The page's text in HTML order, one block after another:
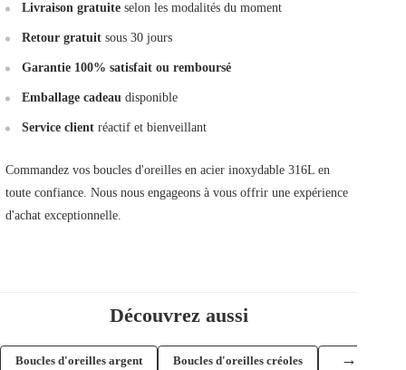
Livraison gratuite selon les modalités du moment
Retour gratuit sous 30 jours
Garantie 100% satisfait ou remboursé
Emballage cadeau disponible
Service client réactif et bienveillant
Commandez vos boucles d'oreilles en acier inoxydable 316L en
toute confiance. Nous nous engageons à vous offrir une expérience
d'achat exceptionnelle.
Découvrez aussi
Boucles d'oreilles argent Boucles d'oreilles créoles Boucles
→